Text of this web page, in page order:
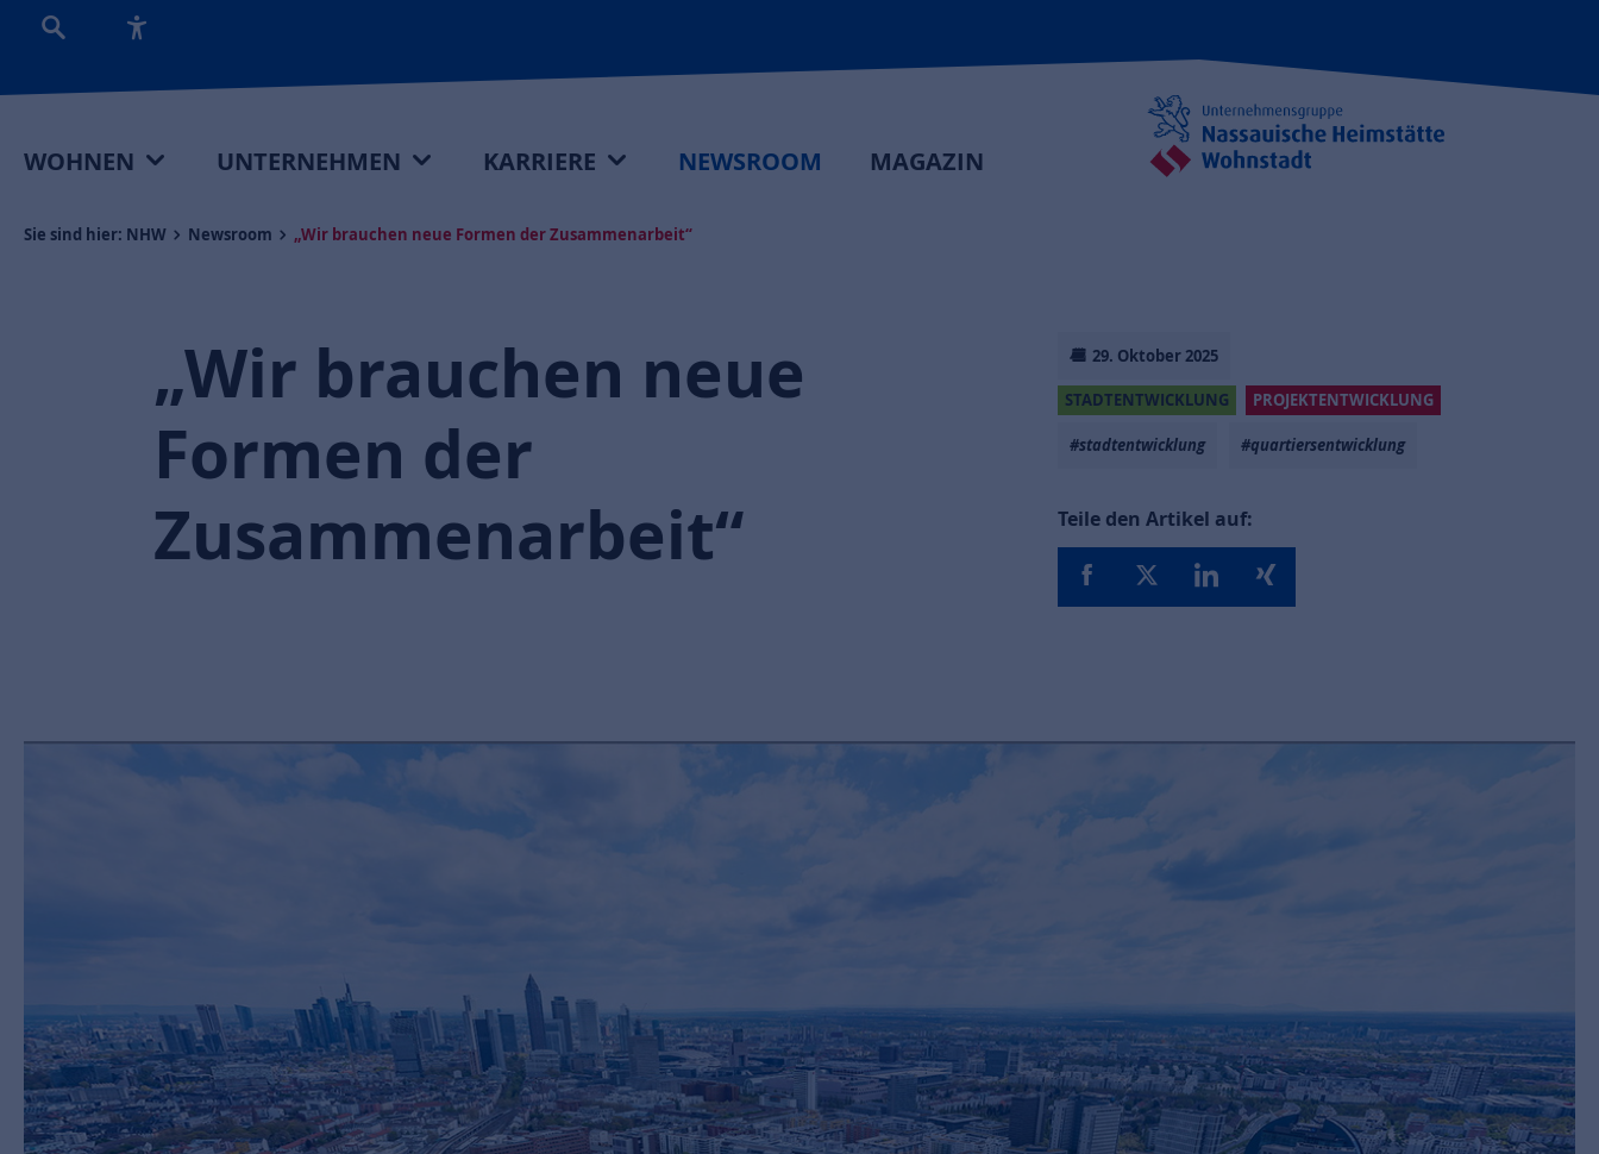
WOHNEN UNTERNEHMEN KARRIERE NEWSROOM MAGAZIN
Sie sind hier: NHW Newsroom „Wir brauchen neue Formen der Zusammenarbeit“
29. Oktober 2025
STADTENTWICKLUNG PROJEKTENTWICKLUNG
#stadtentwicklung #quartiersentwicklung
Teile den Artikel auf:
„Wir brauchen neue
Formen der
Zusammenarbeit“